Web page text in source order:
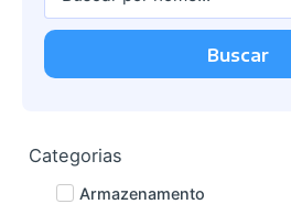
Buscar
Categorias
Armazenamento